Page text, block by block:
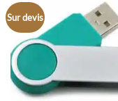
Sur devis